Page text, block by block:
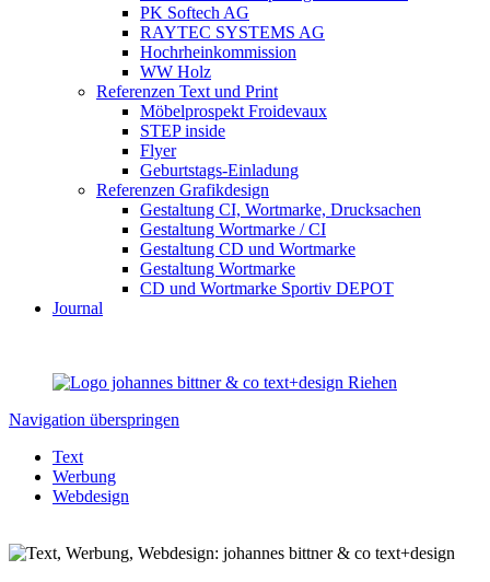
PK Softech AG
RAYTEC SYSTEMS AG
Hochrheinkommission
WW Holz
Referenzen Text und Print
Möbelprospekt Froidevaux
STEP inside
Flyer
Geburtstags-Einladung
Referenzen Grafikdesign
Gestaltung CI, Wortmarke, Drucksachen
Gestaltung Wortmarke / CI
Gestaltung CD und Wortmarke
Gestaltung Wortmarke
CD und Wortmarke Sportiv DEPOT
Journal
Navigation überspringen
Text
Werbung
Webdesign